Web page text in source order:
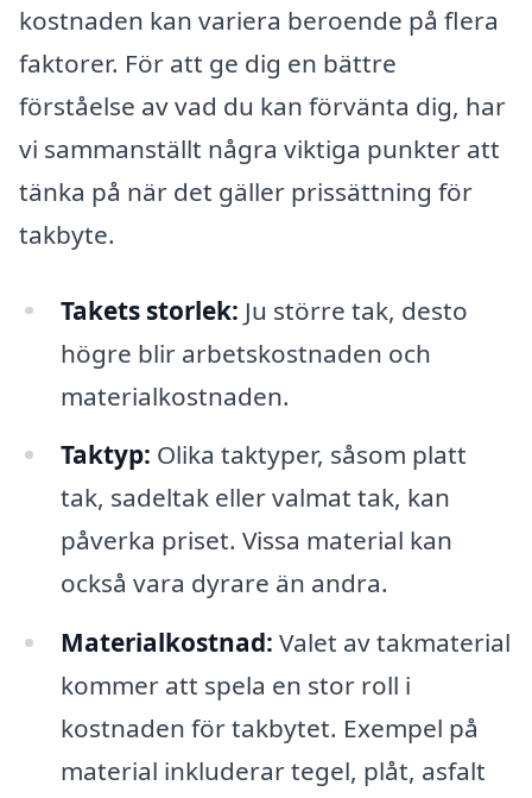
kostnaden kan variera beroende på flera
faktorer. För att ge dig en bättre
förståelse av vad du kan förvänta dig, har
vi sammanställt några viktiga punkter att
tänka på när det gäller prissättning för
takbyte.
Takets storlek: Ju större tak, desto
högre blir arbetskostnaden och
materialkostnaden.
Taktyp: Olika taktyper, såsom platt
tak, sadeltak eller valmat tak, kan
påverka priset. Vissa material kan
också vara dyrare än andra.
Materialkostnad: Valet av takmaterial
kommer att spela en stor roll i
kostnaden för takbytet. Exempel på
material inkluderar tegel, plåt, asfalt